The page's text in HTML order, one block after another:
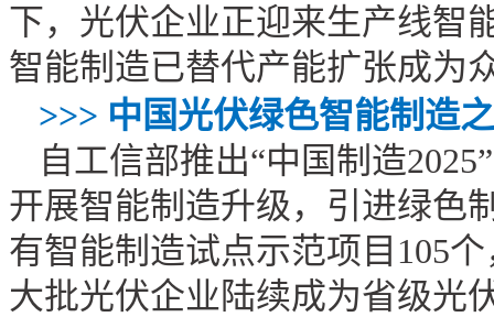
下，光伏企业正迎来生产线智
智能制造已替代产能扩张成为
>>> 中国光伏绿色智能制造
自工信部推出“中国制造2025
开展智能制造升级，引进绿色
有智能制造试点示范项目 105个
大批光伏企业陆续成为省级光